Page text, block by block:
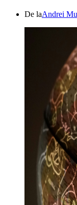
De laAndrei